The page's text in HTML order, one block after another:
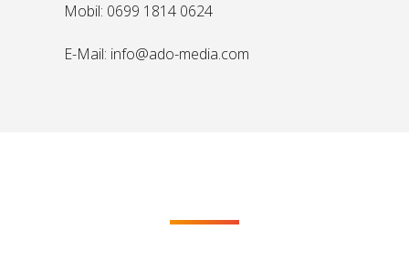
Mobil: 0699 1814 0624
E-Mail: info@ado-media.com